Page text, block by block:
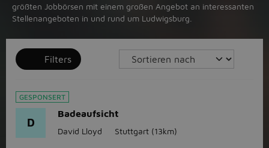
größten Jobbörsen mit einem großen Angebot an interessanten
Stellenangeboten in und rund um Ludwigsburg.
Filters
GESPONSERT
D
Badeaufsicht
David Lloyd Stuttgart (13km)